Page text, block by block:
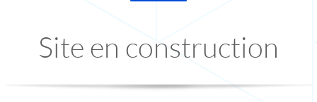
Site en construction